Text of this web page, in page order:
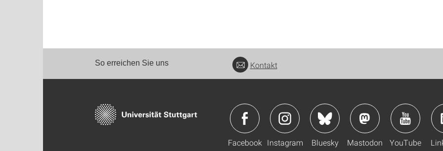
So erreichen Sie uns Kontakt
Facebook Instagram Bluesky Mastodon YouTube